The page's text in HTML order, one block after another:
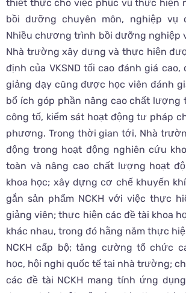
thiết thực cho việc phục vụ thực hiện
bồi dưỡng chuyên môn, nghiệp vụ
Nhiều chương trình bồi dưỡng nghiệp
Nhà trường xây dựng và thực hiện
định của VKSND tối cao đánh giá cao,
giảng dạy cũng được học viên đánh
bổ ích góp phần nâng cao chất lượng
công tố, kiểm sát hoạt động tư pháp
phương. Trong thời gian tới, Nhà
động trong hoạt động nghiên cứu
toàn và nâng cao chất lượng hoạt
khoa học; xây dựng cơ chế khuyến
gắn sản phẩm NCKH với việc thực
giảng viên; thực hiện các đề tài khoa
khác nhau, trong đó hằng năm thực
NCKH cấp bộ; tăng cường tổ chức
học, hội nghị quốc tế tại nhà trường;
các đề tài NCKH mang tính ứng